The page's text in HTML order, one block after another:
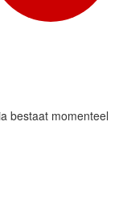
bestaat momenteel